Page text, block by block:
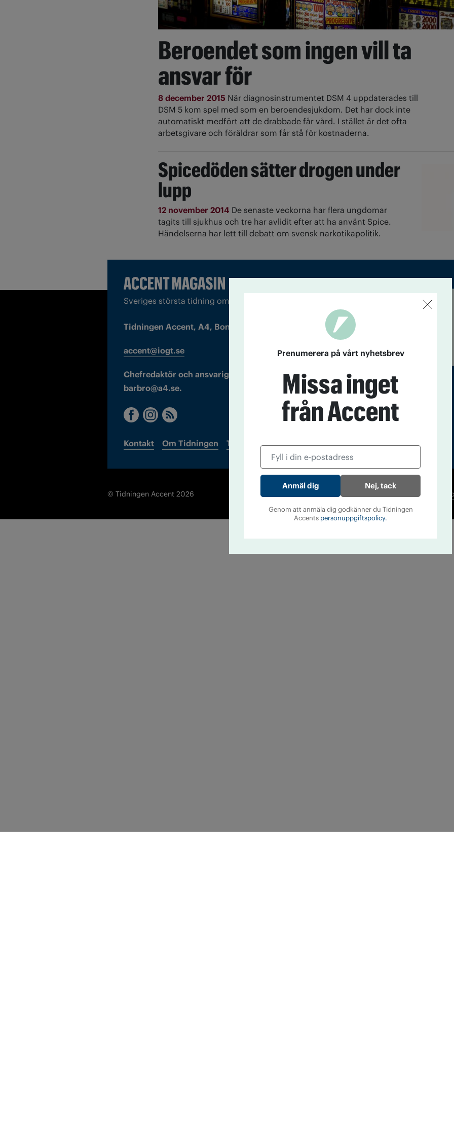
Beroendet som ingen vill ta
ansvar för
8 december 2015 När diagnosinstrumentet DSM 4 uppdaterades till
DSM 5 kom spel med som en beroendesjukdom. Det har dock inte
automatiskt medfört att de drabbade får vård. I stället är det ofta
arbetsgivare och föräldrar som får stå för kostnaderna.
Spicedöden sätter drogen under
lupp
12 november 2014 De senaste veckorna har flera ungdomar
tagits till sjukhus och tre har avlidit efter att ha använt Spice.
Händelserna har lett till debatt om svensk narkotikapolitik.
Sveriges största tidning om droger och nykterhet
Tidningen Accent, A4, Bondegatan 21, 116 33 Stockholm
accent@iogt.se
Chefredaktör och ansvarig utgivare: Barbro Janson Lundkvist,
barbro@a4.se.
Kontakt Om Tidningen Tidningsarkiv In English
© Tidningen Accent 2026
Prenumerera på vårt nyhetsbrev
Missa inget
från Accent
Nej, tack
Genom att anmäla dig godkänner du Tidningen
Accents personuppgiftspolicy.